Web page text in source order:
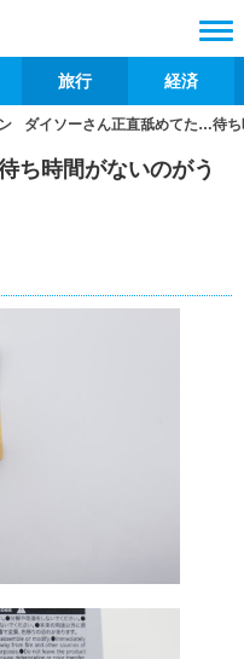
旅行 経済
ダイソーさん正直舐めてた…待
ち時間がないのがう